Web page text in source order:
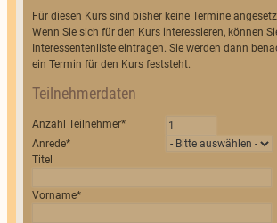
Für diesen Kurs sind bisher keine Termine
Wenn Sie sich für den Kurs interessieren, können
Interessentenliste eintragen. Sie werden dann
ein Termin für den Kurs feststeht.
Teilnehmerdaten
Anzahl Teilnehmer*
Anrede*
Titel
Vorname*